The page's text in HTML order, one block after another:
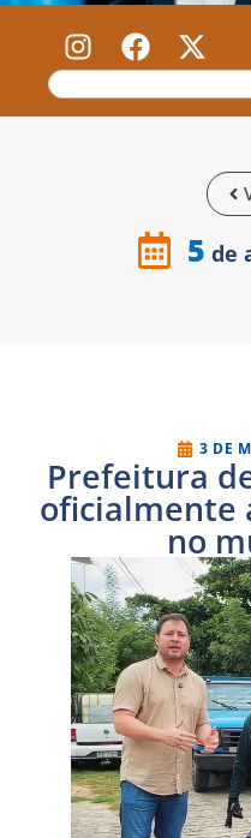
5 de
3 DE
Prefeitura
oficialmente
no